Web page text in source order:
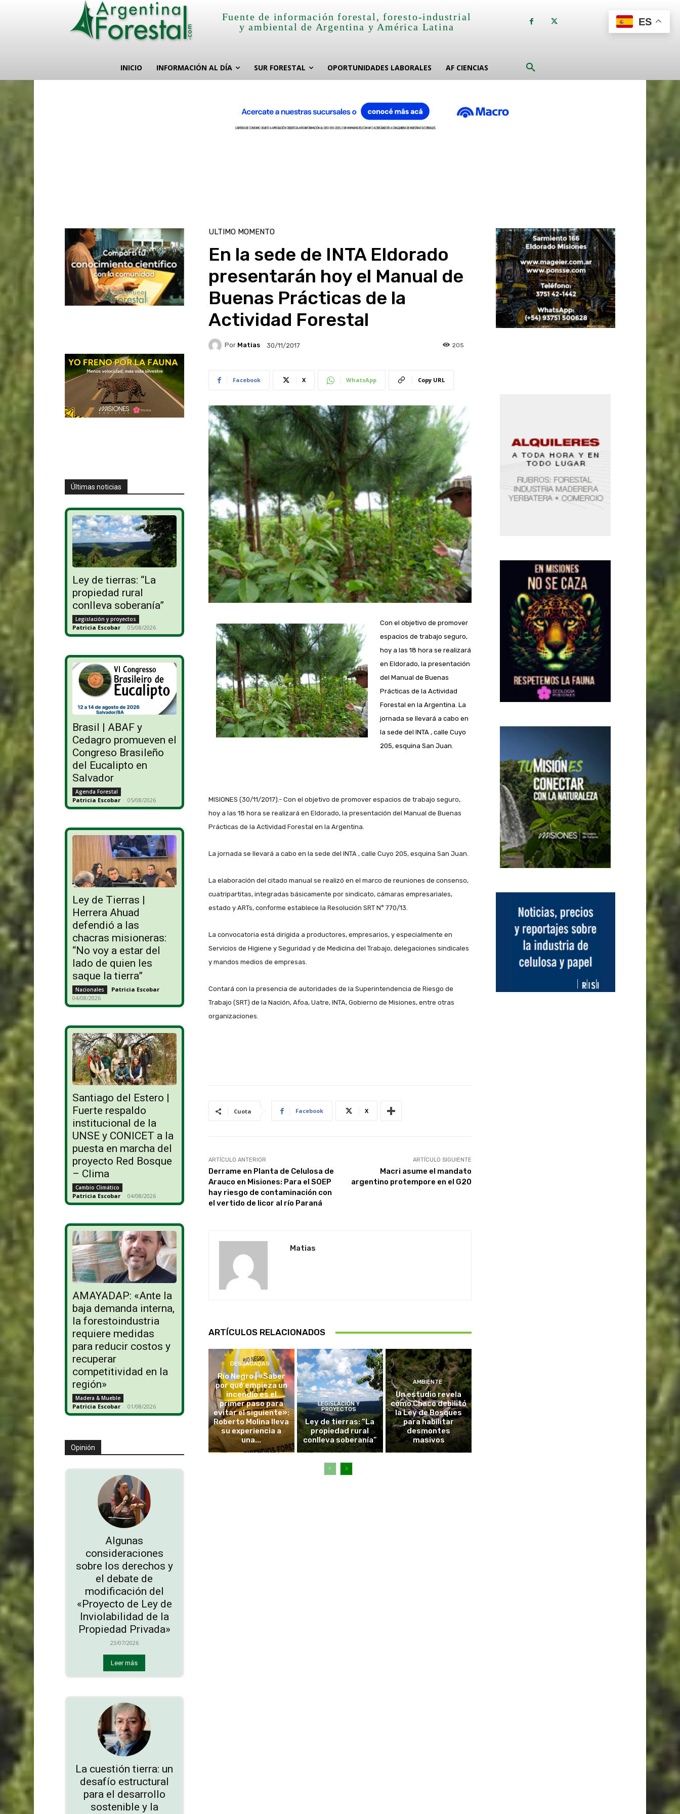
Fuente de información forestal, foresto-industrial
y ambiental de Argentina y América Latina
INICIO INFORMACIÓN AL DÍA SUR FORESTAL OPORTUNIDADES LABORALES AF CIENCIAS
Últimas noticias
Ley de tierras: “La
propiedad rural
conlleva soberanía”
Legislación y proyectos
Patricia Escobar - 05/08/2026
Brasil | ABAF y
Cedagro promueven el
Congreso Brasileño
del Eucalipto en
Salvador
Agenda Forestal
Patricia Escobar - 05/08/2026
Ley de Tierras |
Herrera Ahuad
defendió a las
chacras misioneras:
“No voy a estar del
lado de quien les
saque la tierra”
Nacionales Patricia Escobar -
04/08/2026
Santiago del Estero |
Fuerte respaldo
institucional de la
UNSE y CONICET a la
puesta en marcha del
proyecto Red Bosque
– Clima
Cambio Climático
Patricia Escobar - 04/08/2026
AMAYADAP: «Ante la
baja demanda interna,
la forestoindustria
requiere medidas
para reducir costos y
recuperar
competitividad en la
región»
Madera & Mueble
Patricia Escobar - 01/08/2026
Opinión
Algunas
consideraciones
sobre los derechos y
el debate de
modificación del
«Proyecto de Ley de
Inviolabilidad de la
Propiedad Privada»
23/07/2026
Leer más
La cuestión tierra: un
desafío estructural
para el desarrollo
sostenible y la
ULTIMO MOMENTO
En la sede de INTA Eldorado
presentarán hoy el Manual de
Buenas Prácticas de la
Actividad Forestal
Por Matias 30/11/2017 205
Facebook X WhatsApp Copy URL
Con el objetivo de promover
espacios de trabajo seguro,
hoy a las 18 hora se realizará
en Eldorado, la presentación
del Manual de Buenas
Prácticas de la Actividad
Forestal en la Argentina. La
jornada se llevará a cabo en
la sede del INTA , calle Cuyo
205, esquina San Juan.
MISIONES (30/11/2017).- Con el objetivo de promover espacios de trabajo seguro,
hoy a las 18 hora se realizará en Eldorado, la presentación del Manual de Buenas
Prácticas de la Actividad Forestal en la Argentina.
La jornada se llevará a cabo en la sede del INTA , calle Cuyo 205, esquina San Juan.
La elaboración del citado manual se realizó en el marco de reuniones de consenso,
cuatripartitas, integradas básicamente por sindicato, cámaras empresariales,
estado y ARTs, conforme establece la Resolución SRT N° 770/13.
La convocatoria está dirigida a productores, empresarios, y especialmente en
Servicios de Higiene y Seguridad y de Medicina del Trabajo, delegaciones sindicales
y mandos medios de empresas.
Contará con la presencia de autoridades de la Superintendencia de Riesgo de
Trabajo (SRT) de la Nación, Afoa, Uatre, INTA, Gobierno de Misiones, entre otras
organizaciones.
Cuota Facebook X
ARTÍCULO ANTERIOR
Derrame en Planta de Celulosa de
Arauco en Misiones: Para el SOEP
hay riesgo de contaminación con
el vertido de licor al río Paraná
ARTÍCULO SIGUIENTE
Macri asume el mandato
argentino protempore en el G20
Matias
ARTÍCULOS RELACIONADOS
DESTACADAS
Río Negro | «Saber
por qué empieza un
incendio es el
primer paso para
evitar el siguiente»:
Roberto Molina lleva
su experiencia a
una...
LEGISLACIÓN Y
PROYECTOS
Ley de tierras: “La
propiedad rural
conlleva soberanía”
AMBIENTE
Un estudio revela
cómo Chaco debilitó
la Ley de Bosques
para habilitar
desmontes
masivos
ES